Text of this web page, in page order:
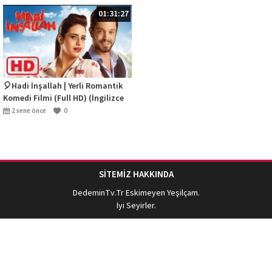
01:31:27
🎈Hadi İnşallah | Yerli Romantik
Komedi Filmi (Full HD) (İngilizce
Altyazılı)
2 sene önce 0
SİTEMİZ HAKKINDA
DedeminTv.TrEskimeyen Yeşilçam.
İyi Seyirler.